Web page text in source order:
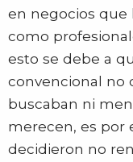
en negocios que
como
esto se debe a
convencional no
buscaban ni
merecen, es por
decidieron no